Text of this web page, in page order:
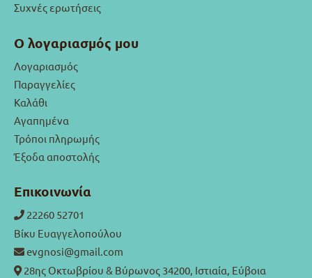
Συχνές ερωτήσεις
Ο λογαριασμός μου
Λογαριασμός
Παραγγελίες
Καλάθι
Αγαπημένα
Τρόποι πληρωμής
Έξοδα αποστολής
Επικοινωνία
22260 52701
Βίκυ Ευαγγελοπούλου
evgnosi@gmail.com
28ης Οκτωβρίου & Βύρωνος 34200, Ιστιαία, Εύβοια